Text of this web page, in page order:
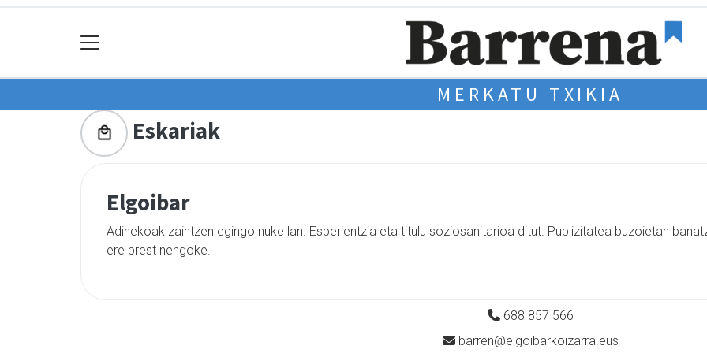
MERKATU TXIKIA
Eskariak
Elgoibar
Adinekoak zaintzen egingo nuke lan. Esperientzia eta titulu soziosanitarioa ditut. Publizitatea buzoietan
ere prest nengoke.
688 857 566
barren@elgoibarkoizarra.eus